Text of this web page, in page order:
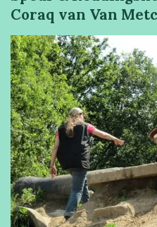
Coraq van Van